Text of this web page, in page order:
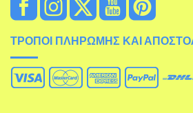
ΤΡΌΠΟΙ ΠΛΗΡΩΜΉΣ ΚΑΙ